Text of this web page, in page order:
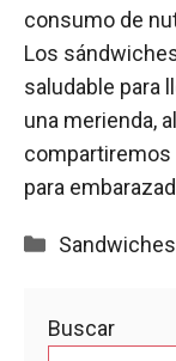
consumo de
Los
saludable para
una merienda,
compartiremos
para
Categorías
Sandwiches
Buscar